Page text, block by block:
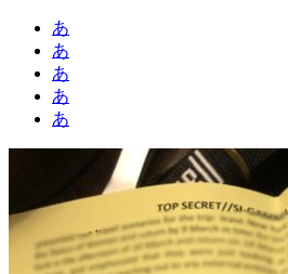
あ
あ
あ
あ
あ